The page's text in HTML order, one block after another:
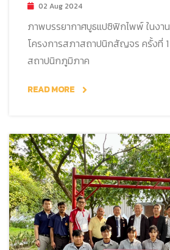
02 Aug 2024
ภาพบรรยากาศบูธแปซิฟิกไพพ์ ในงาน
โครงการสภาสถาปนิกสัญจร ครั้งที่
สถาปนิกภูมิภาค
READ MORE